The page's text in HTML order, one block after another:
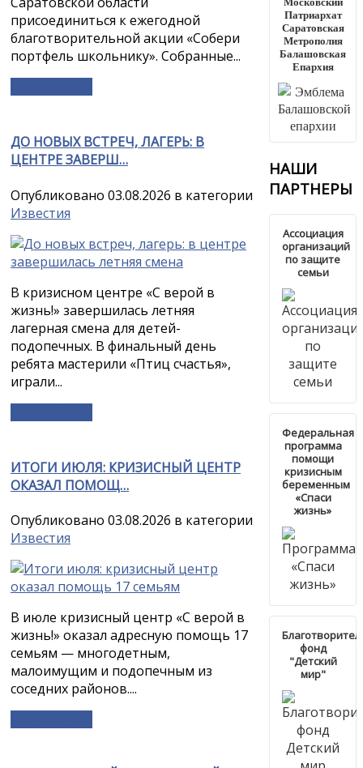
присоединиться к ежегодной
благотворительной акции «Собери
портфель школьнику». Собранные...
ДО НОВЫХ ВСТРЕЧ, ЛАГЕРЬ: В
ЦЕНТРЕ ЗАВЕРШ…
Опубликовано 03.08.2026 в категории
Известия
В кризисном центре «С верой в
жизнь!» завершилась летняя
лагерная смена для детей-
подопечных. В финальный день
ребята мастерили «Птиц счастья»,
играли...
ИТОГИ ИЮЛЯ: КРИЗИСНЫЙ ЦЕНТР
ОКАЗАЛ ПОМОЩ…
Опубликовано 03.08.2026 в категории
Известия
В июле кризисный центр «С верой в
жизнь!» оказал адресную помощь 17
семьям — многодетным,
малоимущим и подопечным из
соседних районов....
Патриархат
Саратовская
Метрополия
Балашовская
Епархия
НАШИ
ПАРТНЕРЫ
Ассоциация
организаций
по защите
семьи
Федеральная
программа
помощи
кризисным
беременным
«Спаси
жизнь»
фонд
"Детский
мир"